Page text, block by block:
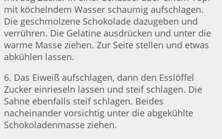
mit köchelndem Wasser schaumig aufschlagen.
Die geschmolzene Schokolade dazugeben und
verrühren. Die Gelatine ausdrücken und unter die
warme Masse ziehen. Zur Seite stellen und etwas
abkühlen lassen.
6. Das Eiweiß aufschlagen, dann den Esslöffel
Zucker einrieseln lassen und steif schlagen. Die
Sahne ebenfalls steif schlagen. Beides
nacheinander vorsichtig unter die abgekühlte
Schokoladenmasse ziehen.